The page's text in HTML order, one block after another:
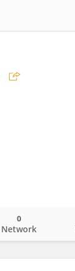
Network
0